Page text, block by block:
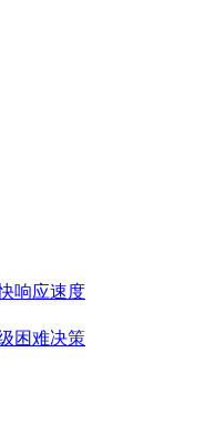
响应速度
困难决策